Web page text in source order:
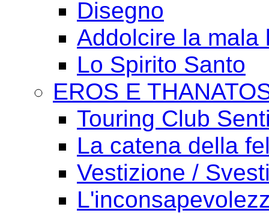
Disegno
Addolcire la mala
Lo Spirito Santo
EROS E
Touring Club
La catena della
Vestizione /